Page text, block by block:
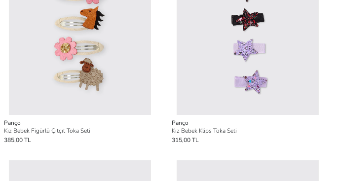
Panço
Kız Bebek Figürlü Çıtçıt Toka Seti
385,00 TL
Panço
Kız Bebek Klips Toka Seti
315,00 TL